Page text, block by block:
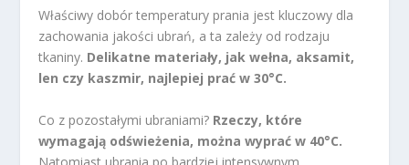
Właściwy dobór temperatury prania jest kluczowy dla
zachowania jakości ubrań, a ta zależy od rodzaju
tkaniny. Delikatne materiały, jak wełna, aksamit,
len czy kaszmir, najlepiej prać w 30°C.
Co z pozostałymi ubraniami? Rzeczy, które
wymagają odświeżenia, można wyprać w 40°C.